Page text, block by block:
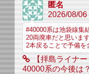
匿名
2026/08/06
#40000系は池袋線集
20両廃車だと思いま
2本戻ることで予備を
【拝島ライナ
40000系の今後は？